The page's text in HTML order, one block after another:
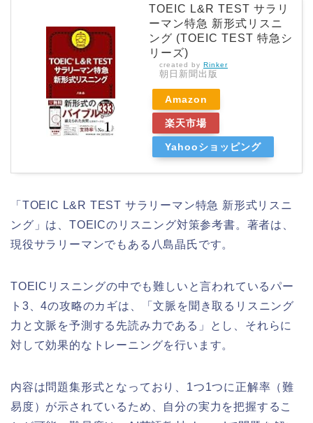
TOEIC L&R TEST サラリ
ーマン特急 新形式リスニ
ング (TOEIC TEST 特急シ
リーズ)
created by Rinker
朝日新聞出版
Amazon
楽天市場
Yahooショッピング
「TOEIC L&R TEST サラリーマン特急 新形式リスニ
ング」は、TOEICのリスニング対策参考書。著者は、
現役サラリーマンでもある八島晶氏です。
TOEICリスニングの中でも難しいと言われているパー
ト3、4の攻略のカギは、「文脈を聞き取るリスニング
力と文脈を予測する先読み力である」とし、それらに
対して効果的なトレーニングを行います。
内容は問題集形式となっており、1つ1つに正解率（難
易度）が示されているため、自分の実力を把握するこ